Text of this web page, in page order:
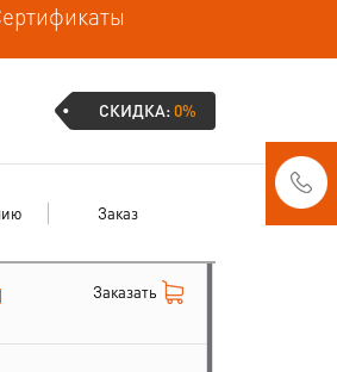
СКИДКА:0%
Заказ
Заказать